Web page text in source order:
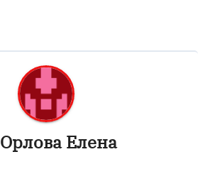
Орлова Елена